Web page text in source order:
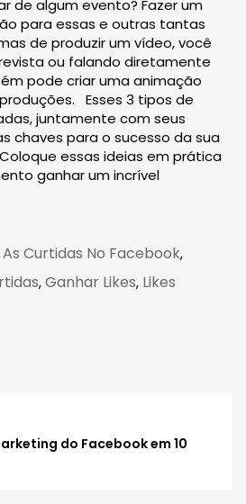
de algum evento? Fazer um
para essas e outras tantas
de produzir um vídeo, você
ou falando diretamente
pode criar uma animação
Esses 3 tipos de
juntamente com seus
chaves para o sucesso da sua
essas ideias em prática
ganhar um incrível
Curtidas No Facebook,
,Ganhar Likes, Likes
do Facebook em 10